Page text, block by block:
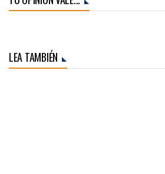
LEA TAMBIÉN